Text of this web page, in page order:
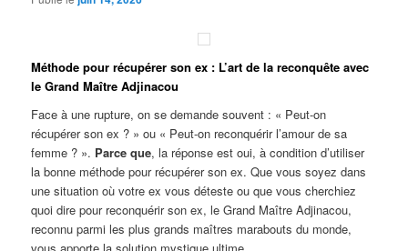
Méthode pour récupérer son ex : L’art de la reconquête avec
le Grand Maître Adjinacou
Face à une rupture, on se demande souvent : « Peut-on
récupérer son ex ? » ou « Peut-on reconquérir l’amour de sa
femme ? ». Parce que, la réponse est oui, à condition d’utiliser
la bonne méthode pour récupérer son ex. Que vous soyez dans
une situation où votre ex vous déteste ou que vous cherchiez
quoi dire pour reconquérir son ex, le Grand Maître Adjinacou,
reconnu parmi les plus grands maîtres marabouts du monde,